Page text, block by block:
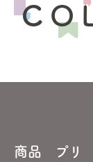
商品
プリ